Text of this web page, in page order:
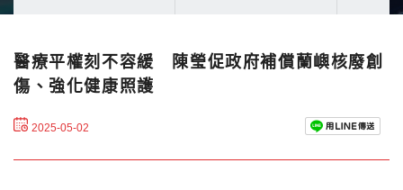
醫療平權刻不容緩 陳瑩促政府補償蘭嶼核廢創
傷、強化健康照護
2025-05-02